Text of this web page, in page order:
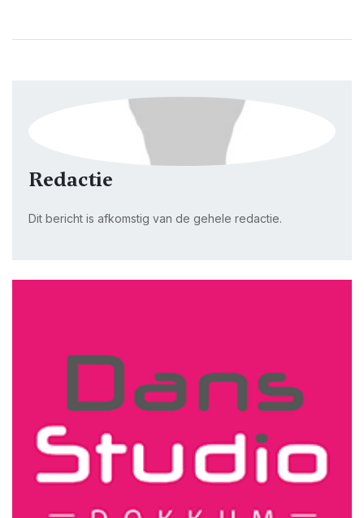
Redactie
Dit bericht is afkomstig van de gehele redactie.